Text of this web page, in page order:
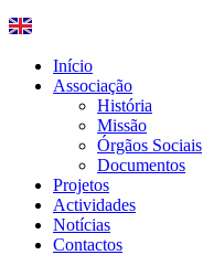
Início
Associação
História
Missão
Órgãos Sociais
Documentos
Projetos
Actividades
Notícias
Contactos